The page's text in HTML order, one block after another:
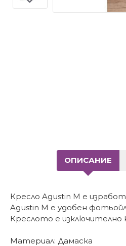
ОПИСАНИЕ
Кресло Agustin M е
Agustin M е удобен
Креслото е
Материал: Дамаска